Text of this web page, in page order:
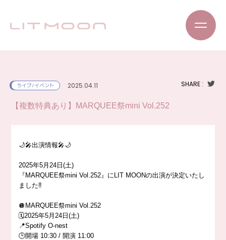
ライブ/イベント 2025.04.11 SHARE :
【複数特典あり】MARQUEE祭mini Vol.252
🌙🎤出演情報🎤🌙
2025年5月24日(土)
『MARQUEE祭mini Vol.252』にLIT MOONの出演が決定いたし
ました‼️
🪩MARQUEE祭mini Vol.252
🗓️2025年5月24日(土)
📍Spotify O-nest
🕒開場 10:30 / 開演 11:00